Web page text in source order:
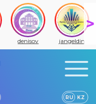
denisov jangeldin
RU KZ